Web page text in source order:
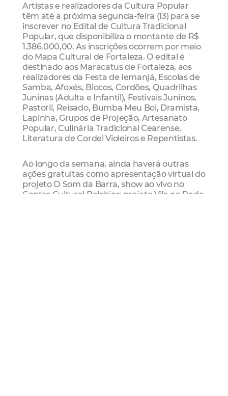
Artistas e realizadores da Cultura Popular
têm até a próxima segunda-feira (13) para se
inscrever no Edital de Cultura Tradicional
Popular, que disponibiliza o montante de R$
1.386.000,00. As inscrições ocorrem por meio
do Mapa Cultural de Fortaleza. O edital é
destinado aos Maracatus de Fortaleza, aos
realizadores da Festa de Iemanjá, Escolas de
Samba, Afoxés, Blocos, Cordões, Quadrilhas
Juninas (Adulta e Infantil), Festivais Juninos,
Pastoril, Reisado, Bumba Meu Boi, Dramista,
Lapinha, Grupos de Projeção, Artesanato
Popular, Culinária Tradicional Cearense,
Literatura de Cordel Violeiros e Repentistas.
Ao longo da semana, ainda haverá outras
ações gratuitas como apresentação virtual do
projeto O Som da Barra, show ao vivo no
Centro Cultural Belchior; projeto Vila na Rede,